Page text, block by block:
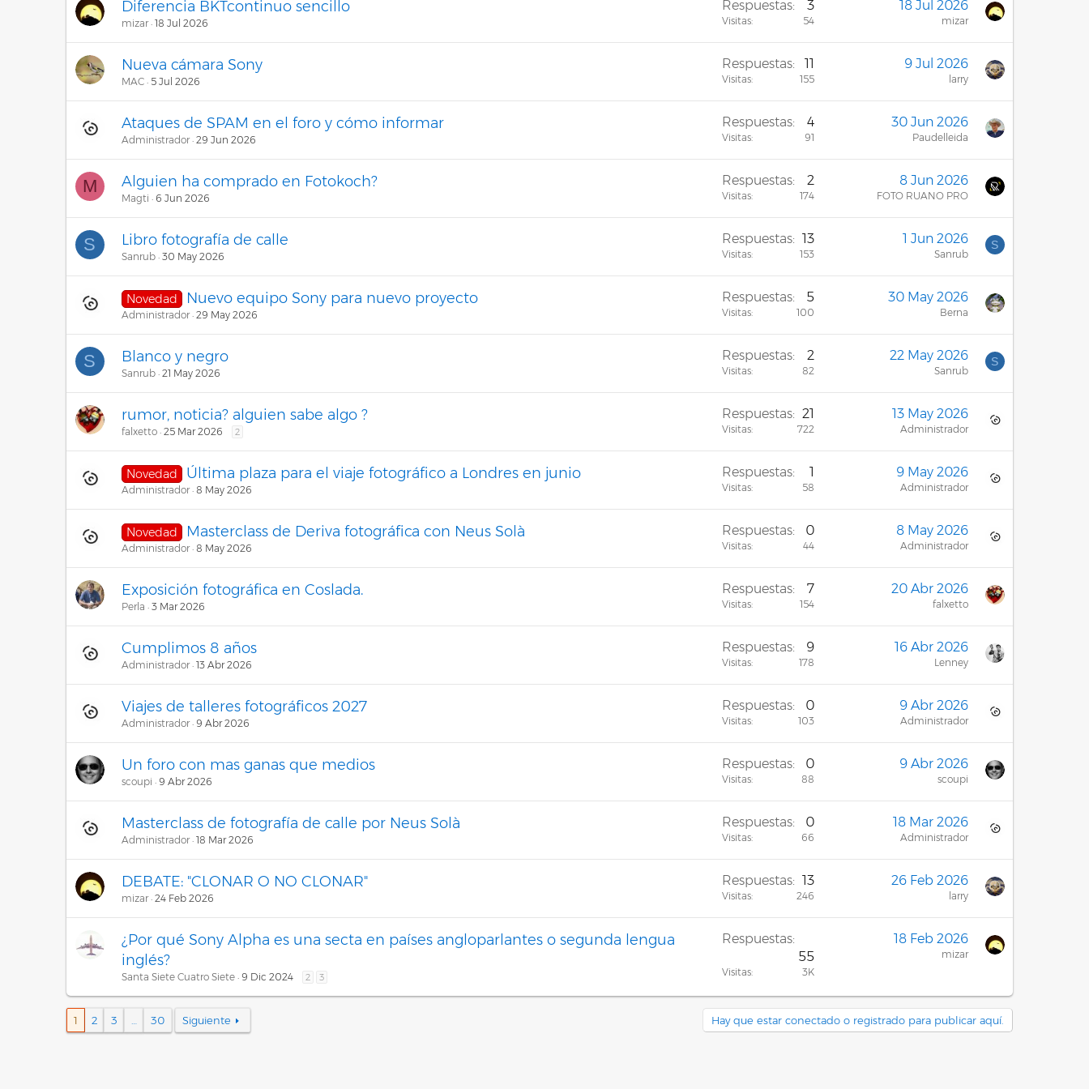
Diferencia BKTcontinuo sencillo
mizar 18 Jul 2026
Respuestas 3
Visitas 54
18 Jul 2026
mizar
Nueva cámara Sony
MAC 5 Jul 2026
Respuestas 11
Visitas 155
9 Jul 2026
larry
Ataques de SPAM en el foro y cómo informar
Administrador 29 Jun 2026
Respuestas 4
Visitas 91
30 Jun 2026
Paudelleida
M Alguien ha comprado en Fotokoch?
Magti 6 Jun 2026
Respuestas 2
Visitas 174
8 Jun 2026
FOTO RUANO PRO
S Libro fotografía de calle
Sanrub 30 May 2026
Respuestas 13
Visitas 153
1 Jun 2026
Sanrub
S
Novedad Nuevo equipo Sony para nuevo proyecto
Administrador 29 May 2026
Respuestas 5
Visitas 100
30 May 2026
Berna
S Blanco y negro
Sanrub 21 May 2026
Respuestas 2
Visitas 82
22 May 2026
Sanrub
S
rumor, noticia? alguien sabe algo ?
falxetto 25 Mar 2026 2
Respuestas 21
Visitas 722
13 May 2026
Administrador
Novedad Última plaza para el viaje fotográfico a Londres en junio
Administrador 8 May 2026
Respuestas 1
Visitas 58
9 May 2026
Administrador
Novedad Masterclass de Deriva fotográfica con Neus Solà
Administrador 8 May 2026
Respuestas 0
Visitas 44
8 May 2026
Administrador
Exposición fotográfica en Coslada.
Perla 3 Mar 2026
Respuestas 7
Visitas 154
20 Abr 2026
falxetto
Cumplimos 8 años
Administrador 13 Abr 2026
Respuestas 9
Visitas 178
16 Abr 2026
Lenney
Viajes de talleres fotográficos 2027
Administrador 9 Abr 2026
Respuestas 0
Visitas 103
9 Abr 2026
Administrador
Un foro con mas ganas que medios
scoupi 9 Abr 2026
Respuestas 0
Visitas 88
9 Abr 2026
scoupi
Masterclass de fotografía de calle por Neus Solà
Administrador 18 Mar 2026
Respuestas 0
Visitas 66
18 Mar 2026
Administrador
DEBATE: "CLONAR O NO CLONAR"
mizar 24 Feb 2026
Respuestas 13
Visitas 246
26 Feb 2026
larry
¿Por qué Sony Alpha es una secta en países angloparlantes o segunda lengua
inglés?
Santa Siete Cuatro Siete 9 Dic 2024 2 3
Respuestas
55
Visitas 3K
18 Feb 2026
mizar
1 2 3 30 Siguiente Hay que estar conectado o registrado para publicar aquí.